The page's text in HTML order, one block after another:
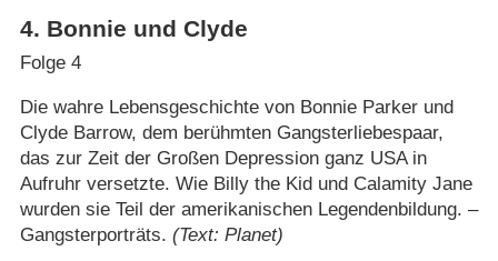
4. Bonnie und Clyde
Folge 4
Die wahre Lebensgeschichte von Bonnie Parker und
Clyde Barrow, dem berühmten Gangsterliebespaar,
das zur Zeit der Großen Depression ganz USA in
Aufruhr versetzte. Wie Billy the Kid und Calamity Jane
wurden sie Teil der amerikanischen Legendenbildung. –
Gangsterporträts. (Text: Planet)